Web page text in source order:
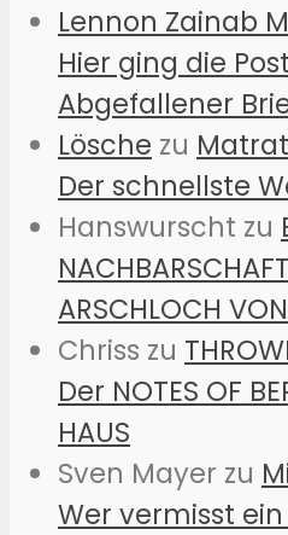
Lennon Zainab
Hier ging die
Abgefallener
Lösche zu
Der schnellste
Hanswurscht zu
ARSCHLOCH
Chriss zu
Der NOTES OF
HAUS
Sven Mayer zu
Wer vermisst